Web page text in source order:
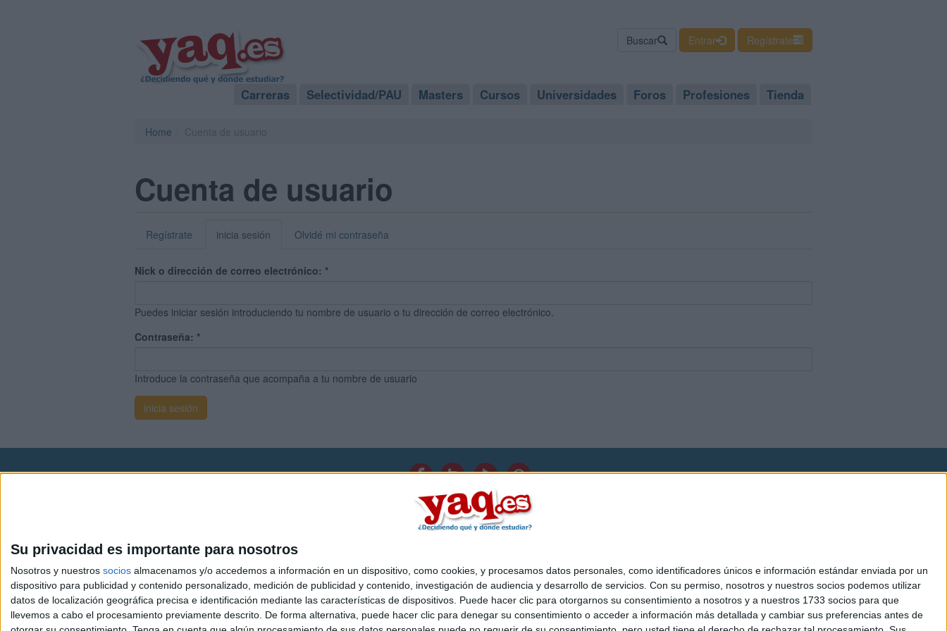
Su privacidad es importante para nosotros
Nosotros y nuestros socios almacenamos y/o accedemos a información en un dispositivo, como cookies, y procesamos datos personales, como identificadores únicos e información estándar enviada por un
dispositivo para publicidad y contenido personalizado, medición de publicidad y contenido, investigación de audiencia y desarrollo de servicios. Con su permiso, nosotros y nuestros socios podemos utilizar
datos de localización geográfica precisa e identificación mediante las características de dispositivos. Puede hacer clic para otorgarnos su consentimiento a nosotros y a nuestros 1733 socios para que
llevemos a cabo el procesamiento previamente descrito. De forma alternativa, puede hacer clic para denegar su consentimiento o acceder a información más detallada y cambiar sus preferencias antes de
Buscar Entrar Regístrate
Carreras Selectividad/PAU Masters Cursos Universidades Foros Profesiones Tienda
Home
Cuenta de usuario
Regístrate inicia sesión Olvidé mi contraseña
Nick o dirección de correo electrónico: *
Puedes iniciar sesión introduciendo tu nombre de usuario o tu dirección de correo electrónico.
Contraseña: *
Introduce la contraseña que acompaña a tu nombre de usuario
Quiénes somos| Contactar|Anúnciate
Politica de privacidad|Condiciones generales
- Diego de León 47 - 28006 Madrid [ESPAÑA] - Tel. +34 91 593 2767